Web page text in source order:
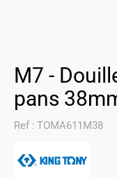
M7 -
pans
Ref : TOMA611M38